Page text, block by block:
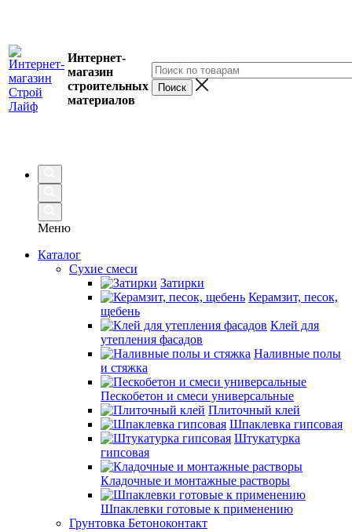
Интернет-
магазин
строительных
материалов
Меню
Каталог
Сухие смеси
Затирки
Керамзит, песок,
щебень
Клей для
утепления фасадов
Наливные полы
и стяжка
Пескобетон и смеси универсальные
Плиточный клей
Шпаклевка гипсовая
Штукатурка
гипсовая
Кладочные и монтажные растворы
Шпаклевки готовые к применению
Грунтовка Бетоноконтакт